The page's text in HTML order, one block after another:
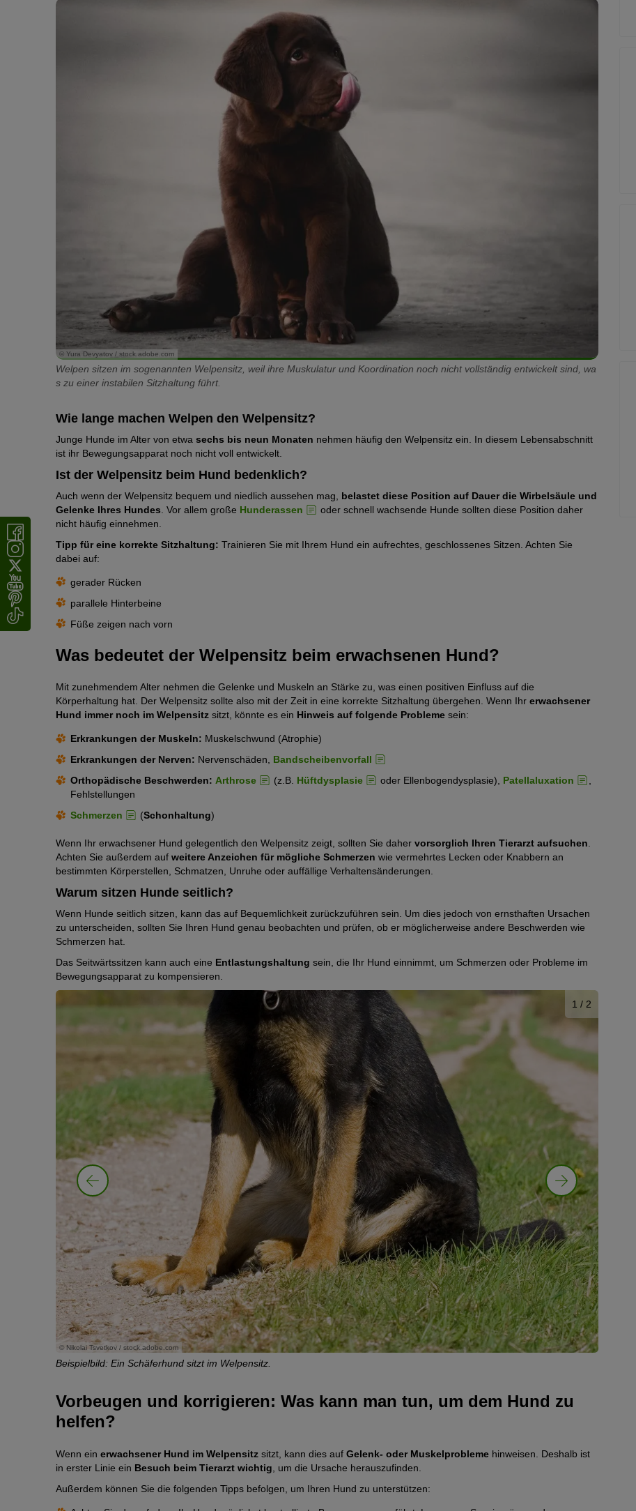
© Yura Devyatov / stock.adobe.com
Welpen sitzen im sogenannten Welpensitz, weil ihre Muskulatur und Koordination noch nicht vollständig entwickelt sind, wa
s zu einer instabilen Sitzhaltung führt.
Wie lange machen Welpen den Welpensitz?
Junge Hunde im Alter von etwa sechs bis neun Monaten nehmen häufig den Welpensitz ein. In diesem Lebensabschnitt
ist ihr Bewegungsapparat noch nicht voll entwickelt.
Ist der Welpensitz beim Hund bedenklich?
Auch wenn der Welpensitz bequem und niedlich aussehen mag, belastet diese Position auf Dauer die Wirbelsäule und
Gelenke Ihres Hundes . Vor allem große Hunderassen
oder schnell wachsende Hunde sollten diese Position daher
nicht häufig einnehmen.
Tipp für eine korrekte Sitzhaltung: Trainieren Sie mit Ihrem Hund ein aufrechtes, geschlossenes Sitzen. Achten Sie
dabei auf:
gerader Rücken
parallele Hinterbeine
Füße zeigen nach vorn
Was bedeutet der Welpensitz beim erwachsenen Hund?
Mit zunehmendem Alter nehmen die Gelenke und Muskeln an Stärke zu, was einen positiven Einfluss auf die
Körperhaltung hat. Der Welpensitz sollte also mit der Zeit in eine korrekte Sitzhaltung übergehen. Wenn Ihr erwachsener
Hund immer noch im Welpensitz sitzt, könnte es ein Hinweis auf folgende Probleme sein:
Erkrankungen der Muskeln: Muskelschwund (Atrophie)
Erkrankungen der Nerven: Nervenschäden, Bandscheibenvorfall
Orthopädische Beschwerden: Arthrose (z.B. Hüftdysplasie oder Ellenbogendysplasie), Patellaluxation
,
Fehlstellungen
Schmerzen
(Schonhaltung)
Wenn Ihr erwachsener Hund gelegentlich den Welpensitz zeigt, sollten Sie daher vorsorglich Ihren Tierarzt aufsuchen.
Achten Sie außerdem auf weitere Anzeichen für mögliche Schmerzen wie vermehrtes Lecken oder Knabbern an
bestimmten Körperstellen, Schmatzen, Unruhe oder auffällige Verhaltensänderungen.
Warum sitzen Hunde seitlich?
Wenn Hunde seitlich sitzen, kann das auf Bequemlichkeit zurückzuführen sein. Um dies jedoch von ernsthaften Ursachen
zu unterscheiden, sollten Sie Ihren Hund genau beobachten und prüfen, ob er möglicherweise andere Beschwerden wie
Schmerzen hat.
Das Seitwärtssitzen kann auch eine Entlastungshaltung sein, die Ihr Hund einnimmt, um Schmerzen oder Probleme im
Bewegungsapparat zu kompensieren.
1 / 2
© Nikolai Tsvetkov / stock.adobe.com
Beispielbild: Ein Schäferhund sitzt im Welpensitz.
Vorbeugen und korrigieren: Was kann man tun, um dem Hund zu
helfen?
Wenn ein erwachsener Hund im Welpensitz sitzt, kann dies auf Gelenk- oder Muskelprobleme hinweisen. Deshalb ist
in erster Linie ein Besuch beim Tierarzt wichtig , um die Ursache herauszufinden.
Außerdem können Sie die folgenden Tipps befolgen, um Ihren Hund zu unterstützen: